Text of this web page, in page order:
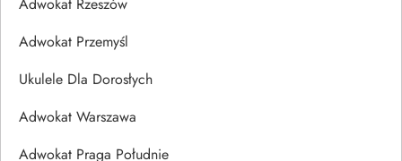
Adwokat Przemyśl
Ukulele Dla Dorosłych
Adwokat Warszawa
Adwokat Praga Południe